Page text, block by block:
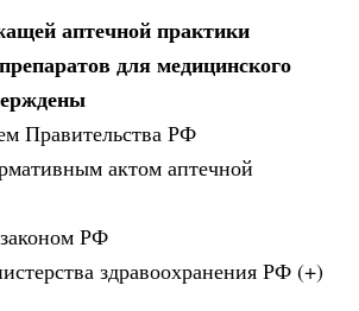
аптечной практики
для медицинского
Правительства РФ
актом аптечной
РФ
здравоохранения РФ (+)